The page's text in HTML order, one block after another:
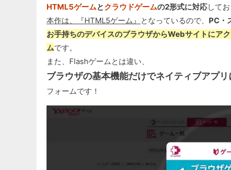
HTML5ゲームとクラウドゲームの2形式に対応してお
本作は、『HTML5ゲーム』 となっているので、 PC・
お手持ちのデバイスのブラウザからWebサイトにア
ムです。
また、Flashゲームとは違い、
ブラウザの基本機能だけでネイティブアプ
フォームです！